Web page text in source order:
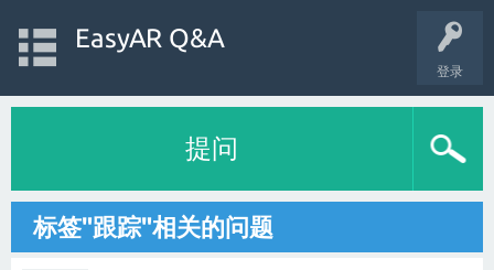
登录
EasyAR Q&A
提问
标签"跟踪"相关的问题